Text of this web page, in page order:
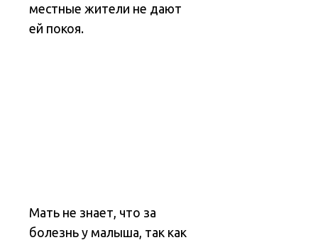
местные жители не дают
ей покоя.
Мать не знает, что за
болезнь у малыша, так как